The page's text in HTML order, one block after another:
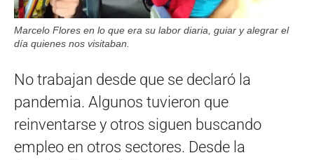
Marcelo Flores en lo que era su labor diaria, guiar y alegrar el
día quienes nos visitaban.
No trabajan desde que se declaró la
pandemia. Algunos tuvieron que
reinventarse y otros siguen buscando
empleo en otros sectores. Desde la